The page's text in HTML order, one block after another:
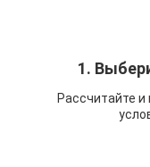
1.
Рассчитайте